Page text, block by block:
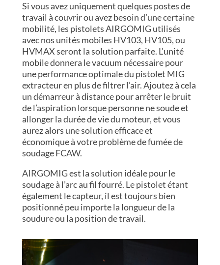
Si vous avez uniquement quelques postes de
travail à couvrir ou avez besoin d’une certaine
mobilité, les pistolets AIRGOMIG utilisés
avec nos unités mobiles HV103, HV105, ou
HVMAX seront la solution parfaite. L’unité
mobile donnera le vacuum nécessaire pour
une performance optimale du pistolet MIG
extracteur en plus de filtrer l’air. Ajoutez à cela
un démarreur à distance pour arrêter le bruit
de l’aspiration lorsque personne ne soude et
allonger la durée de vie du moteur, et vous
aurez alors une solution efficace et
économique à votre problème de fumée de
soudage FCAW.
AIRGOMIG est la solution idéale pour le
soudage à l’arc au fil fourré. Le pistolet étant
également le capteur, il est toujours bien
positionné peu importe la longueur de la
soudure ou la position de travail.